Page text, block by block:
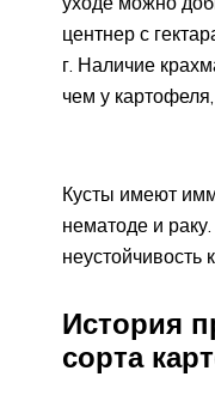
центнер с
г. Наличие
чем у
Кусты имеют
нематоде и
неустойчивость
История
сорта